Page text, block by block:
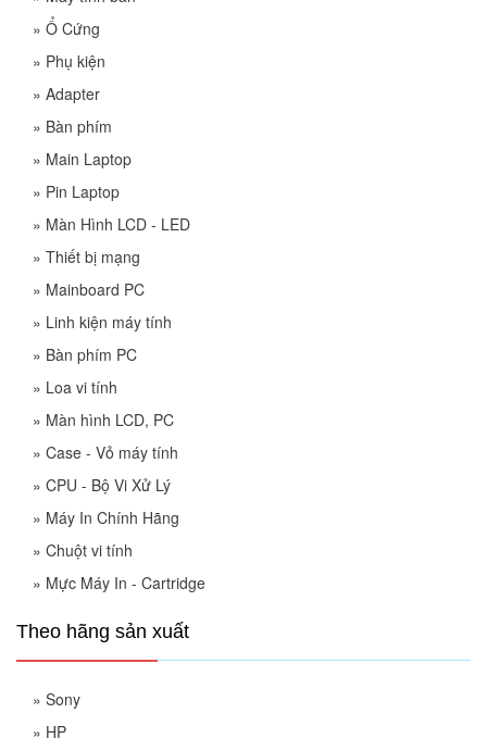
» Ổ Cứng
» Phụ kiện
» Adapter
» Bàn phím
» Main Laptop
» Pin Laptop
» Màn Hình LCD - LED
» Thiết bị mạng
» Mainboard PC
» Linh kiện máy tính
» Bàn phím PC
» Loa vi tính
» Màn hình LCD, PC
» Case - Vỏ máy tính
» CPU - Bộ Vi Xử Lý
» Máy In Chính Hãng
» Chuột vi tính
» Mực Máy In - Cartridge
Theo hãng sản xuất
» Sony
» HP